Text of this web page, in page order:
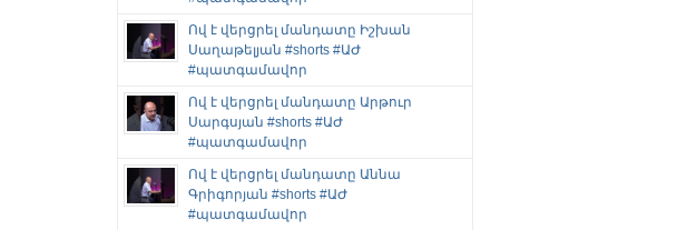
Ով է վերցրել մանդատը Իշխան
Սաղաթելյան #shorts #ԱԺ
#պատգամավոր
Ով է վերցրել մանդատը Արթուր
Սարգսյան #shorts #ԱԺ
#պատգամավոր
Ով է վերցրել մանդատը Աննա
Գրիգորյան #shorts #ԱԺ
#պատգամավոր